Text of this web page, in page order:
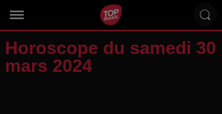
Horoscope du samedi 30
mars 2024